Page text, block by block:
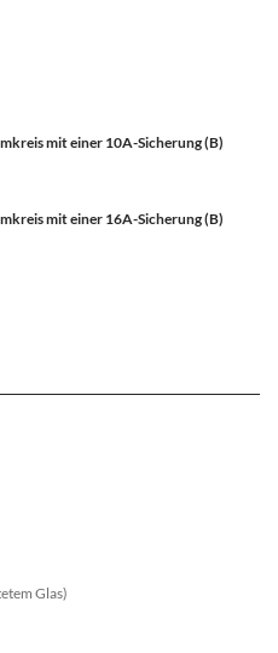
mit einer 10A-Sicherung (B)
mit einer 16A-Sicherung (B)
Glas)